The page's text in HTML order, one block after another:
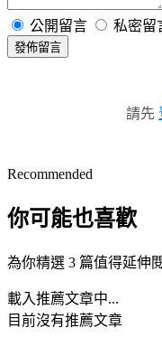
公開留言 私密留
發佈留言
請先
Recommended
你可能也喜歡
為你精選 3 篇值得延伸
載入推薦文章中...
目前沒有推薦文章